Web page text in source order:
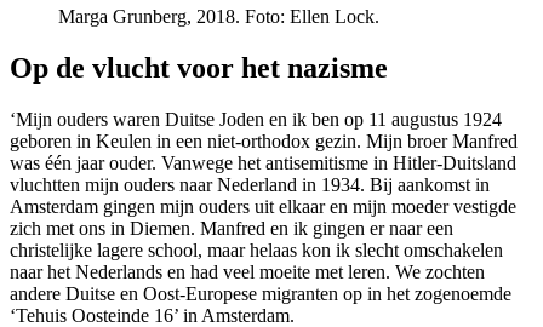
Marga Grunberg, 2018. Foto: Ellen Lock.
Op de vlucht voor het nazisme
‘Mijn ouders waren Duitse Joden en ik ben op 11 augustus 1924
geboren in Keulen in een niet-orthodox gezin. Mijn broer Manfred
was één jaar ouder. Vanwege het antisemitisme in Hitler-Duitsland
vluchtten mijn ouders naar Nederland in 1934. Bij aankomst in
Amsterdam gingen mijn ouders uit elkaar en mijn moeder vestigde
zich met ons in Diemen. Manfred en ik gingen er naar een
christelijke lagere school, maar helaas kon ik slecht omschakelen
naar het Nederlands en had veel moeite met leren. We zochten
andere Duitse en Oost-Europese migranten op in het zogenoemde
‘Tehuis Oosteinde 16’ in Amsterdam.